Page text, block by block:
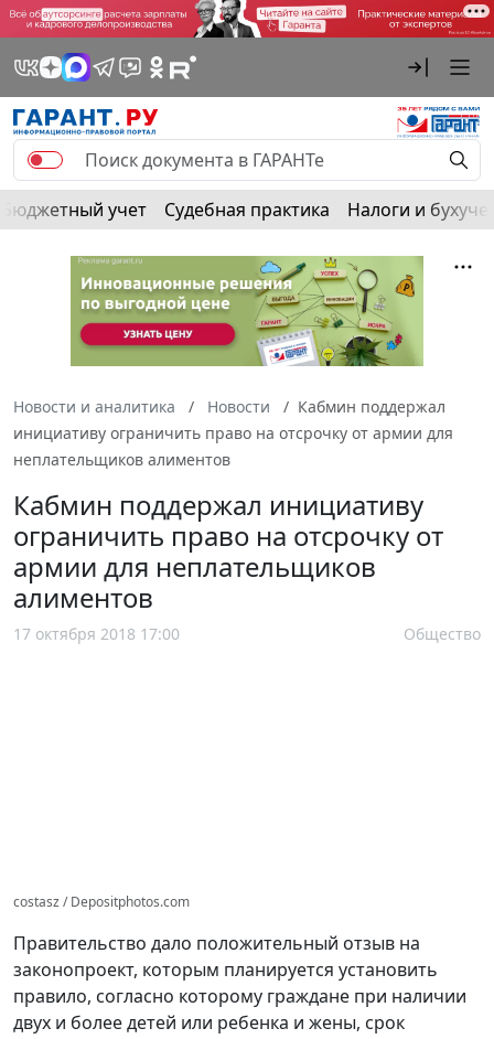
Бюджетный учет Судебная практика Налоги и
Новости и аналитика Новости
Кабмин поддержал
инициативу ограничить право на отсрочку от армии для
неплательщиков алиментов
Кабмин поддержал инициативу
ограничить право на отсрочку от
армии для неплательщиков
алиментов
17 октября 2018 17:00 Общество
costasz / Depositphotos.com
Правительство дало положительный отзыв на
законопроект, которым планируется установить
правило, согласно которому граждане при наличии
двух и более детей или ребенка и жены, срок